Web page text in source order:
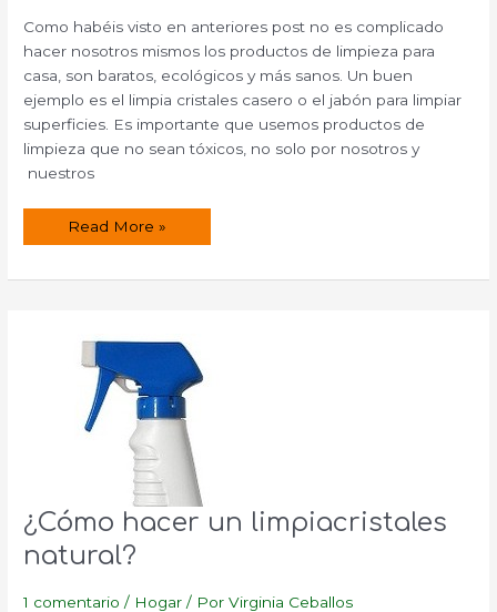
Como habéis visto en anteriores post no es complicado
hacer nosotros mismos los productos de limpieza para
casa, son baratos, ecológicos y más sanos. Un buen
ejemplo es el limpia cristales casero o el jabón para limpiar
superficies. Es importante que usemos productos de
limpieza que no sean tóxicos, no solo por nosotros y
nuestros
¿Cómo
y
muebles
madera?
Read More »
¿Cómo hacer un limpiacristales
natural?
1 comentario / Hogar / PorVirginia Ceballos